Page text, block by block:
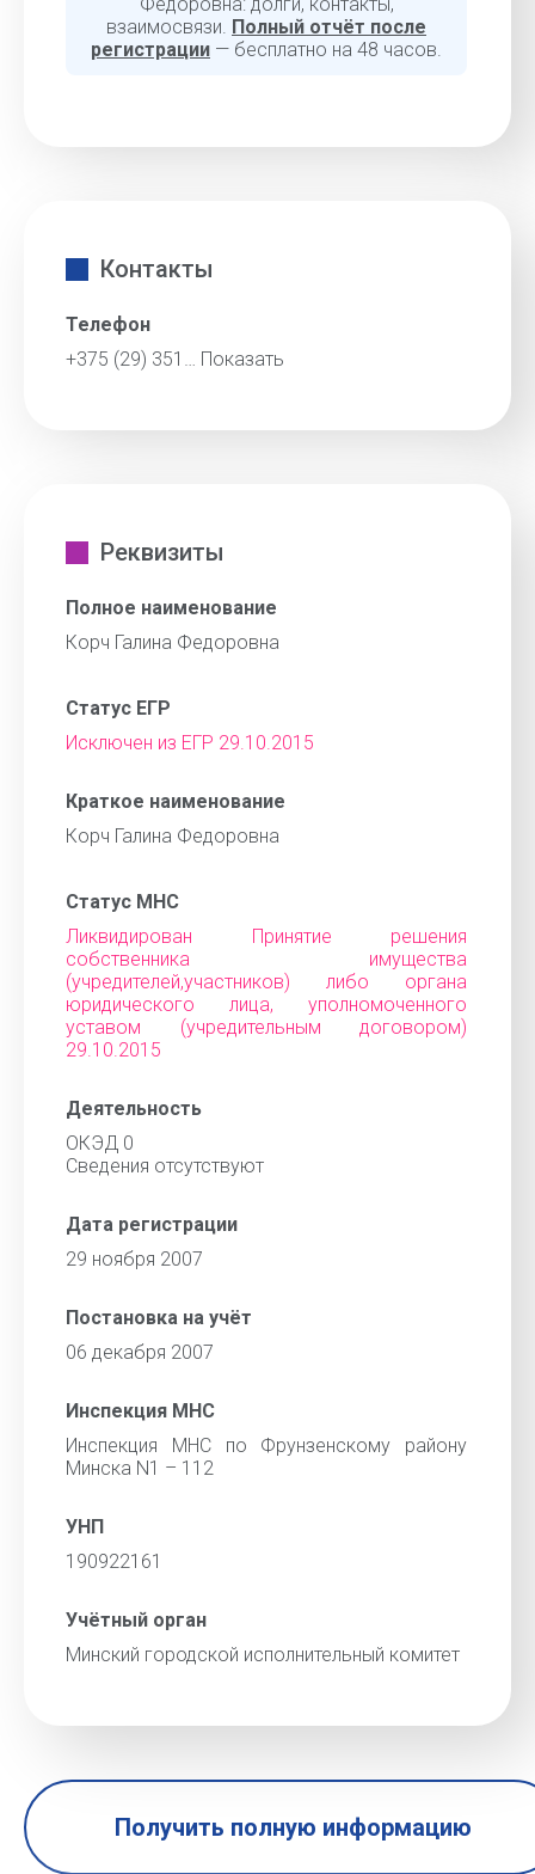
взаимосвязи. Полный отчёт после
регистрации — бесплатно на 48 часов.
Контакты
Телефон
+375 (29) 351… Показать
Реквизиты
Полное наименование
Корч Галина Федоровна
Статус ЕГР
Исключен из ЕГР 29.10.2015
Краткое наименование
Корч Галина Федоровна
Статус МНС
Ликвидирован Принятие решения
собственника имущества
(учредителей,участников) либо органа
юридического лица, уполномоченного
уставом (учредительным договором)
29.10.2015
Деятельность
ОКЭД 0
Сведения отсутствуют
Дата регистрации
29 ноября 2007
Постановка на учёт
06 декабря 2007
Инспекция МНС
Инспекция МНС по Фрунзенскому району
Минска N1 – 112
УНП
190922161
Учётный орган
Минский городской исполнительный комитет
Получить полную информацию